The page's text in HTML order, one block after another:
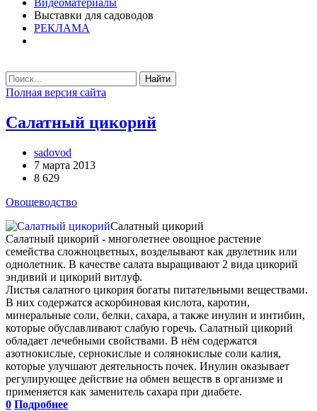
Видеоматериалы
Выставки для садоводов
РЕКЛАМА
Найти
Полная версия сайта
Салатный цикорий
sadovod
7 марта 2013
8 629
Овощеводство
Салатный цикорий
Салатный цикорий - многолетнее овощное растение
семейства сложноцветных, возделывают как двулетник или
однолетник. В качестве салата выращивают 2 вида цикорий
эндивий и цикорий витлуф.
Листья салатного цикория богаты питательными веществами.
В них содержатся аскорбиновая кислота, каротин,
минеральные соли, белки, сахара, а также инулин и интибин,
которые обуславливают слабую горечь. Салатный цикорий
обладает лечебными свойствами. В нём содержатся
азотнокислые, сернокислые и солянокислые соли калия,
которые улучшают деятельность почек. Инулин оказывает
регулирующее действие на обмен веществ в организме и
применяется как заменитель сахара при диабете.
0 Подробнее